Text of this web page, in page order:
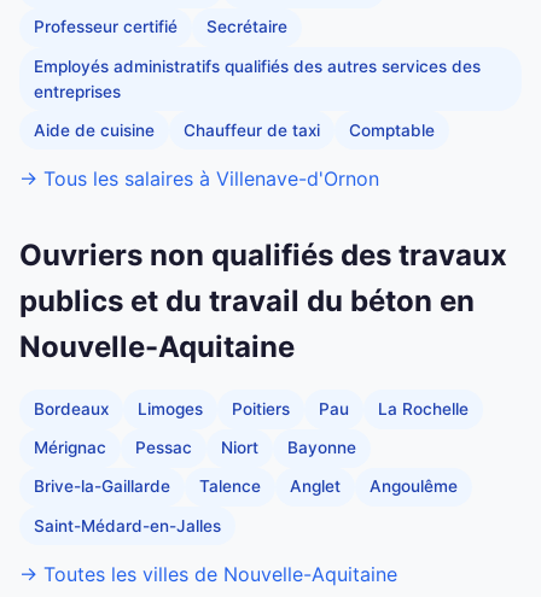
Professeur certifié Secrétaire
Employés administratifs qualifiés des autres services des
entreprises
Aide de cuisine Chauffeur de taxi Comptable
→ Tous les salaires à Villenave-d'Ornon
Ouvriers non qualifiés des travaux
publics et du travail du béton en
Nouvelle-Aquitaine
Bordeaux Limoges Poitiers Pau La Rochelle
Mérignac Pessac Niort Bayonne
Brive-la-Gaillarde Talence Anglet Angoulême
Saint-Médard-en-Jalles
→ Toutes les villes de Nouvelle-Aquitaine